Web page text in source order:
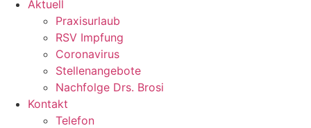
Aktuell
Praxisurlaub
RSV Impfung
Coronavirus
Stellenangebote
Nachfolge Drs. Brosi
Kontakt
Telefon